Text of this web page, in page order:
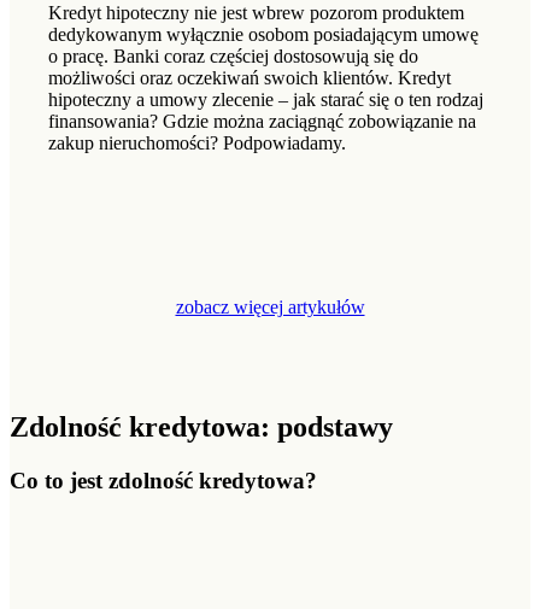
Kredyt hipoteczny nie jest wbrew pozorom produktem
dedykowanym wyłącznie osobom posiadającym umowę
o pracę. Banki coraz częściej dostosowują się do
możliwości oraz oczekiwań swoich klientów. Kredyt
hipoteczny a umowy zlecenie – jak starać się o ten rodzaj
finansowania? Gdzie można zaciągnąć zobowiązanie na
zakup nieruchomości? Podpowiadamy.
zobacz więcej artykułów
Zdolność kredytowa: podstawy
Co to jest zdolność kredytowa?